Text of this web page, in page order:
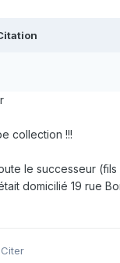
collection !!!
le successeur (fils
domicilié 19 rue
Citer